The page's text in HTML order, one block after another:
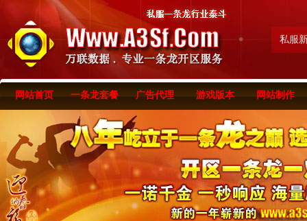
私服
网站首页 一条龙套餐 广告代理 游戏版本 网站制作